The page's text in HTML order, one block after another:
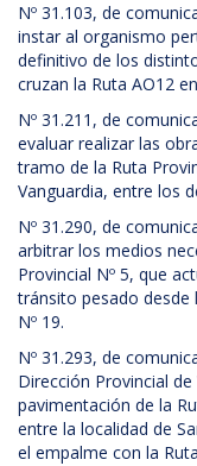
Nº 31.103, de
instar al organismo
definitivo de los
cruzan la Ruta AO12
Nº 31.211, de
evaluar realizar las
tramo de la Ruta
Vanguardia, entre los
Nº 31.290, de
arbitrar los medios
Provincial Nº 5, que
tránsito pesado desde
Nº 19.
Nº 31.293, de
Dirección Provincial
pavimentación de la
entre la localidad de
el empalme con la